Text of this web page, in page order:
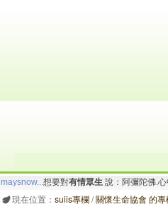
maysnow...想要對有情眾生說：阿彌陀佛.
現在位置： suiis專欄/關懷生命協會 的專